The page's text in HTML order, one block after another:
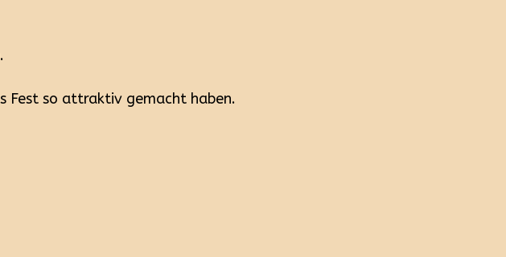
Fest so attraktiv gemacht haben.